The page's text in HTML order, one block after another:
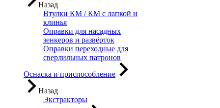
Назад
Втулки КМ / КМ с лапкой и
клинья
Оправки для насадных
зенкеров и развёрток
Оправки переходные для
сверлильных патронов
Оснаска и приспособление
Назад
Экстракторы